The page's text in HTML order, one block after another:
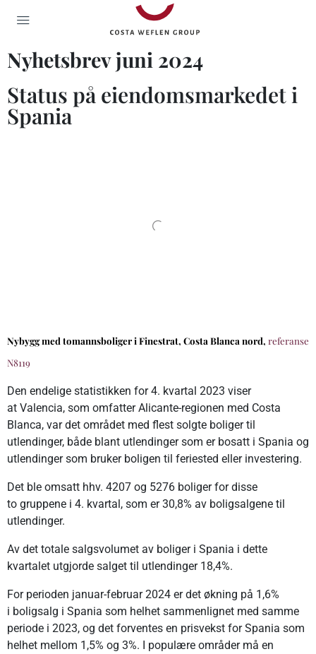
Nyhetsbrev juni 2024
Status på eiendomsmarkedet i
Spania
Nybygg med tomannsboliger i Finestrat, Costa Blanca nord, referanse
N8119
Den endelige statistikken for 4. kvartal 2023 viser
at Valencia, som omfatter Alicante-regionen med Costa
Blanca, var det området med flest solgte boliger til
utlendinger, både blant utlendinger som er bosatt i Spania og
utlendinger som bruker boligen til feriested eller investering.
Det ble omsatt hhv. 4207 og 5276 boliger for disse
to gruppene i 4. kvartal, som er 30,8% av boligsalgene til
utlendinger.
Av det totale salgsvolumet av boliger i Spania i dette
kvartalet utgjorde salget til utlendinger 18,4%.
For perioden januar-februar 2024 er det økning på 1,6%
i boligsalg i Spania som helhet sammenlignet med samme
periode i 2023, og det forventes en prisvekst for Spania som
helhet mellom 1,5% og 3%. I populære områder må en